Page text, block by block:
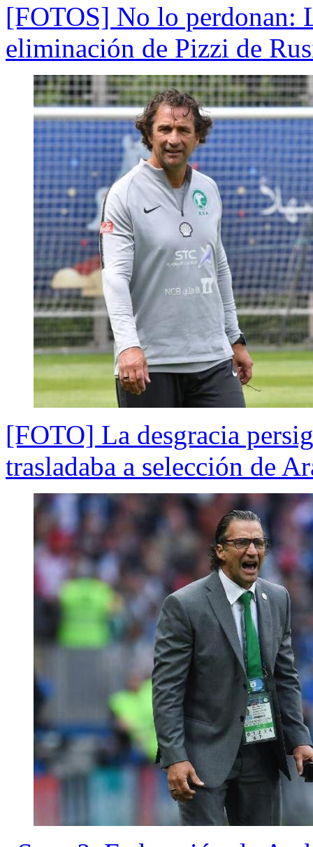
[FOTOS] No lo perdonan:
eliminación de Pizzi de
[FOTO] La desgracia
trasladaba a selección de